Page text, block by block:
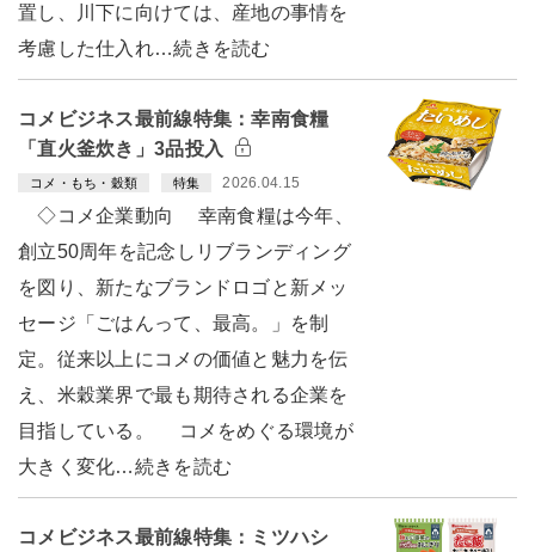
置し、川下に向けては、産地の事情を
考慮した仕入れ…続きを読む
コメビジネス最前線特集：幸南食糧
「直火釜炊き」3品投入
コメ・もち・穀類 特集 2026.04.15
◇コメ企業動向 幸南食糧は今年、
創立50周年を記念しリブランディング
を図り、新たなブランドロゴと新メッ
セージ「ごはんって、最高。」を制
定。従来以上にコメの価値と魅力を伝
え、米穀業界で最も期待される企業を
目指している。 コメをめぐる環境が
大きく変化…続きを読む
コメビジネス最前線特集：ミツハシ